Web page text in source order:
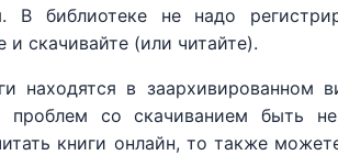
В библиотеке не надо
и скачивайте (или читайте).
находятся в заархивированном
проблем со скачиванием быть
книги онлайн, то также